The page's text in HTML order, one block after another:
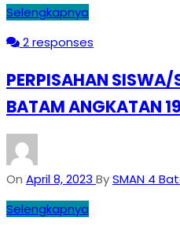
Selengkapnya
2 responses
PERPISAHAN
BATAM ANGKATAN 19
On April 8, 2023 BySMAN 4
Selengkapnya